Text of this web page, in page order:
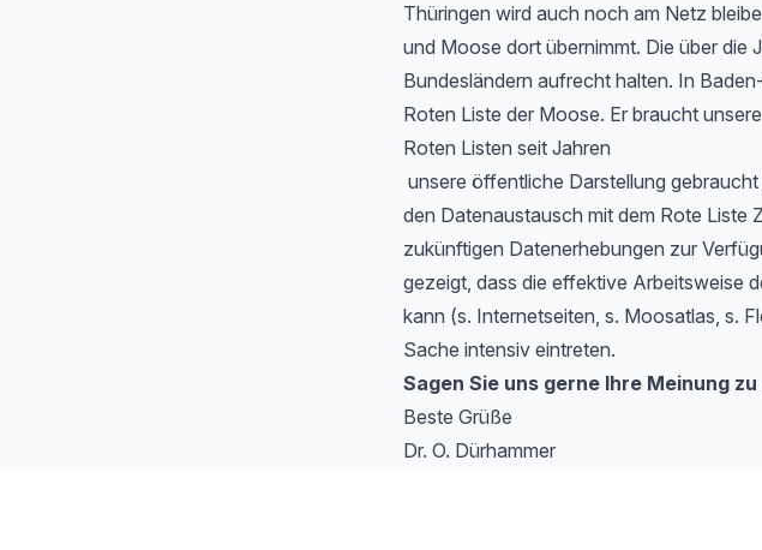
Thüringen wird auch noch am Netz
und Moose dort übernimmt. Die über die
Bundesländern aufrecht halten. In
Roten Liste der Moose. Er braucht
Roten Listen seit Jahren
unsere öffentliche Darstellung
den Datenaustausch mit dem Rote Liste
zukünftigen Datenerhebungen zur
gezeigt, dass die effektive Arbeitsweise
kann (s. Internetseiten, s. Moosatlas, s.
Sache intensiv eintreten.
Sagen Sie uns gerne Ihre Meinung
Beste Grüße
Dr. O. Dürhammer